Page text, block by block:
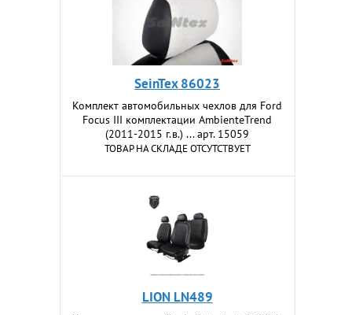
SeinTex 86023
Комплект автомобильных чехлов для Ford
Focus III комплектации AmbienteTrend
(2011-2015 г.в.) ... арт. 15059
ТОВАР НА СКЛАДЕ ОТСУТСТВУЕТ
LION LN489